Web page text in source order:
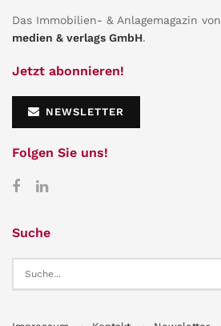
Das Immobilien- & Anlagemagazin von
medien & verlags GmbH.
Jetzt abonnieren!
NEWSLETTER
Folgen Sie uns!
Suche